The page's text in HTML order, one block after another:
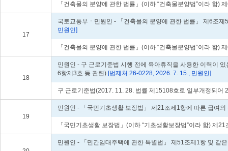
「건축물의 분양에 관한 법률」(이하 “건축물분양법”이라 함
17
국토교통부ㆍ민원인 - 「건축물의 분양에 관한 법률」 제6조
민원인]
「건축물의 분양에 관한 법률」(이하 “건축물분양법”이라 함
18
민원인 - 구 근로기준법 시행 전에 육아휴직을 사용한 이력이
6항제3호 등 관련) [법제처 26-0228, 2026. 7. 15., 민원인]
구 근로기준법(2017. 11. 28. 법률 제15108호로 일부개정되어
19
민원인 - 「국민기초생활 보장법」 제21조제1항에 따른 급여
「국민기초생활 보장법」(이하 “기초생활보장법”이라 함) 제
민원인 - 「민간임대주택에 관한 특별법」 제51조제1항 및 같